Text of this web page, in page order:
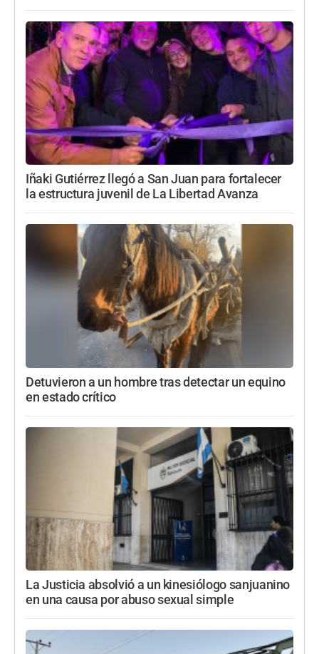
Iñaki Gutiérrez llegó a San Juan para fortalecer
la estructura juvenil de La Libertad Avanza
Detuvieron a un hombre tras detectar un equino
en estado crítico
La Justicia absolvió a un kinesiólogo sanjuanino
en una causa por abuso sexual simple